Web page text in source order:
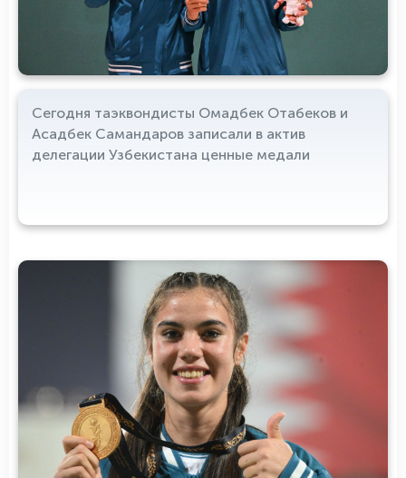
Сегодня таэквондисты Омадбек Отабеков и
Асадбек Самандаров записали в актив
делегации Узбекистана ценные медали